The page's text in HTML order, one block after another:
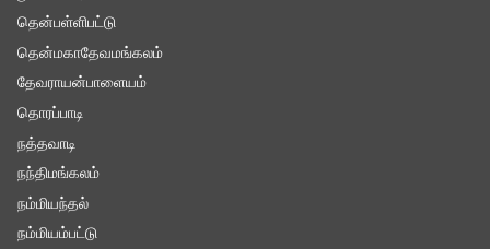
தென்பள்ளிபட்டு
தென்மகாதேவமங்கலம்
தேவராயன்பாளையம்
தொரப்பாடி
நத்தவாடி
நந்திமங்கலம்
நம்மியந்தல்
நம்மியம்பட்டு